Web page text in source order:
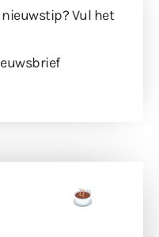
nieuwstip? Vul het